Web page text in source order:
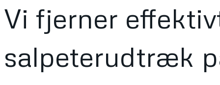
Vi fjerner
salpeterudtræk